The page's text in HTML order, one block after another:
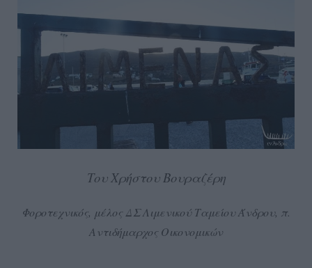
Του Χρήστου Βουραζέρη
Φοροτεχνικός, μέλος ΔΣ Λιμενικού Ταμείου Άνδρου, π.
Αντιδήμαρχος Οικονομικών